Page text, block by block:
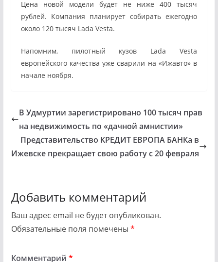
Цена новой модели будет не ниже 400 тысяч
рублей. Компания планирует собирать ежегодно
около 120 тысяч Lada Vesta.
Напомним, пилотный кузов Lada Vesta
европейского качества уже сварили на «Ижавто» в
начале ноября.
В Удмуртии зарегистрировано 100 тысяч прав
на недвижимость по «дачной амнистии»
Представительство КРЕДИТ ЕВРОПА БАНКа в
Ижевске прекращает свою работу с 20 февраля
Добавить комментарий
Ваш адрес email не будет опубликован.
Обязательные поля помечены *
Комментарий *